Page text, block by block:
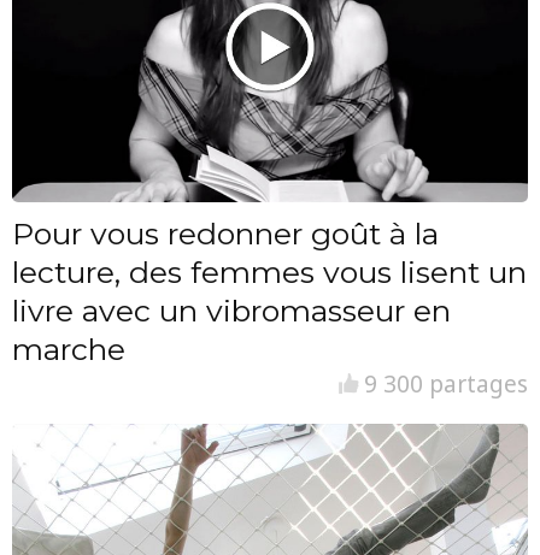
Pour vous redonner goût à la
lecture, des femmes vous lisent un
livre avec un vibromasseur en
marche
9 300 partages